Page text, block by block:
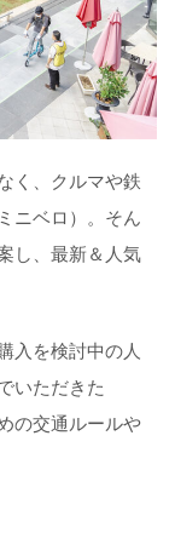
く、クルマや鉄
ニベロ）。そん
し、最新＆人気
入を検討中の人
いただきた
の交通ルールや